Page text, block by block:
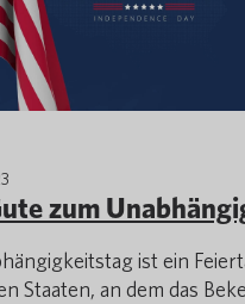
zum
ist ein
Staaten, an dem das